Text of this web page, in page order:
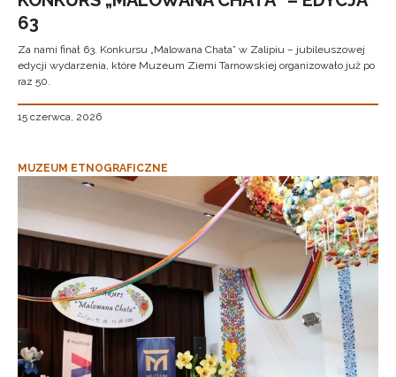
63
Za nami finał 63. Konkursu „Malowana Chata” w Zalipiu – jubileuszowej
edycji wydarzenia, które Muzeum Ziemi Tarnowskiej organizowało już po
raz 50.
15 czerwca, 2026
MUZEUM ETNOGRAFICZNE